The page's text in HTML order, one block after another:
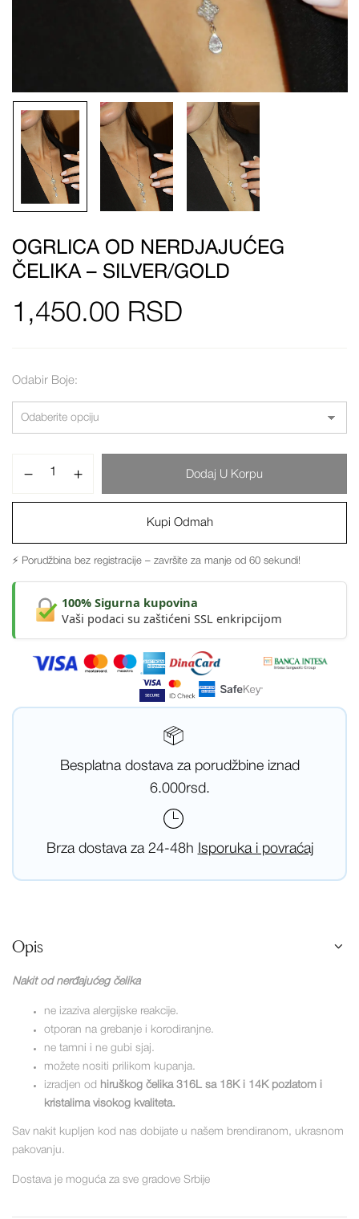
OGRLICA OD NERDJAJUĆEG
ČELIKA – SILVER/GOLD
1,450.00 RSD
Odabir Boje
Dodaj U Korpu
Kupi Odmah
⚡ Porudžbina bez registracije – završite za manje od 60 sekundi!
100% Sigurna kupovina
Vaši podaci su zaštićeni SSL enkripcijom
Besplatna dostava za porudžbine iznad
6.000rsd.
Brza dostava za 24-48h Isporuka i povraćaj
Opis
Nakit od nerđajućeg čelika
ne izaziva alergijske reakcije.
otporan na grebanje i korodiranjne.
ne tamni i ne gubi sjaj.
možete nositi prilikom kupanja.
izradjen od hiruškog čelika 316L sa 18K i 14K pozlatom i
kristalima visokog kvaliteta.
Sav nakit kupljen kod nas dobijate u našem brendiranom, ukrasnom
pakovanju.
Dostava je moguća za sve gradove Srbije